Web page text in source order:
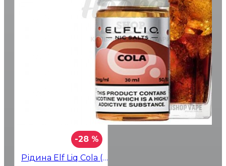
-28 %
Рідина Elf Liq Cola (Кола) 30мл 5%